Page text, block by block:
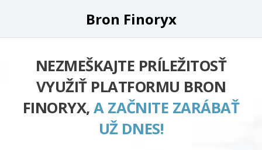
Bron Finoryx
NEZMEŠKAJTE PRÍLEŽITOSŤ
VYUŽIŤ PLATFORMU BRON
FINORYX,A ZAČNITE ZARÁBAŤ
UŽ DNES!